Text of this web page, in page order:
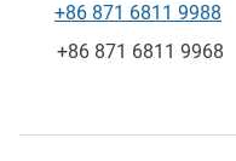
Telefone
+86 871 6811 9988
Fax
+86 871 6811 9968